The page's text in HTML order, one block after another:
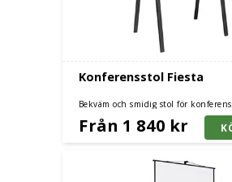
Konferensstol Fiesta
Bekväm och smidig stol för
stapelbar och har en kraftig
Från 1 840 kr